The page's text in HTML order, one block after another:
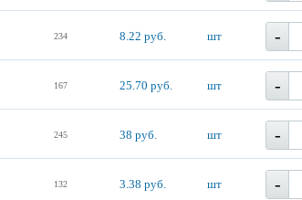
234 8.22 руб. шт -
167 25.70 руб. шт -
245 38 руб. шт -
132 3.38 руб. шт -